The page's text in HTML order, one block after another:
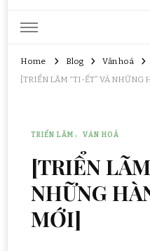
Home Blog Văn hoá
[TRIỂN LÃM “TI-ẾT” VÀ NHỮNG
TRIỂN LÃM VĂN HOÁ
[TRIỂN
NHỮNG
MỚI]